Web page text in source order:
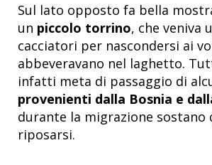
Sul lato opposto fa bella
un piccolo torrino, che veniva
cacciatori per nascondersi ai
abbeveravano nel laghetto.
infatti meta di passaggio di
provenienti dalla Bosnia e
durante la migrazione sostano
riposarsi.